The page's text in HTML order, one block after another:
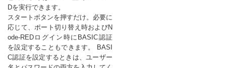
Dを実行できます。
スタートボタンを押すだけ。必要に
応じて、ポート切り替え時およびN
ode-REDログイン時にBASIC認証
を設定することもできます。 BASI
C認証を設定するときは、ユーザー